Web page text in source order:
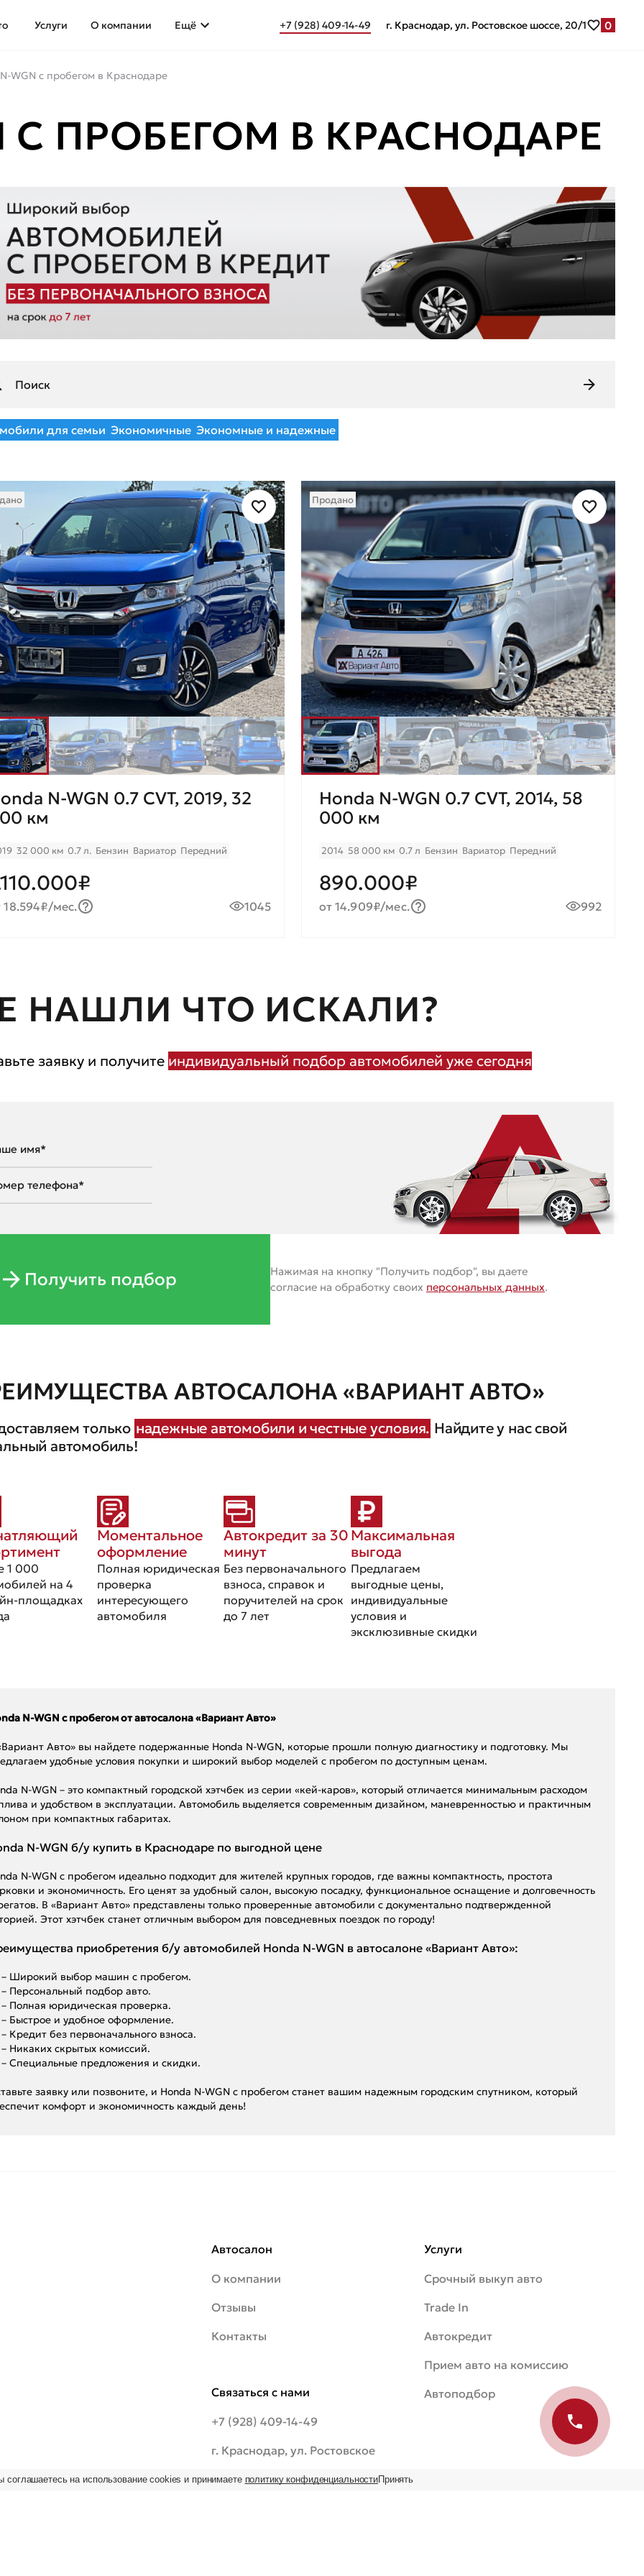
Услуги О компании Ещё +7 (928) 409-14-49 г. Краснодар, ул. Ростовское шоссе, 20/1 0
WGN с пробегом в Краснодаре
С ПРОБЕГОМ В КРАСНОДАРЕ
для семьи Экономичные Экономные и надежные
N-WGN 0.7 CVT, 2019, 32
км
32 000 км 0.7 л. Бензин Вариатор Передний
18.594₽/мес. 1045
Продано
Honda N-WGN 0.7 CVT, 2014, 58
000 км
2014 58 000 км 0.7 л Бензин Вариатор Передний
890.000₽
от 14.909₽/мес. 992
НАШЛИ ЧТО ИСКАЛИ?
заявку и получите индивидуальный подбор автомобилей уже сегодня
Получить подбор
Нажимая на кнопку "Получить подбор", вы даете
согласие на обработку своих персональных данных.
АВТОСАЛОНА «ВАРИАНТ АВТО»
только надежные автомобили и честные условия. Найдите у нас свой
автомобиль!
1 000
на 4
площадках
Моментальное
оформление
Полная юридическая
проверка
интересующего
автомобиля
Автокредит за 30
минут
Без первоначального
взноса, справок и
поручителей на срок
до 7 лет
Максимальная
выгода
Предлагаем
выгодные цены,
индивидуальные
условия и
эксклюзивные скидки
N-WGN с пробегом от автосалона «Вариант Авто»
Авто» вы найдете подержанные Honda N-WGN, которые прошли полную диагностику и подготовку. Мы
удобные условия покупки и широкий выбор моделей с пробегом по доступным ценам.
N-WGN – это компактный городской хэтчбек из серии «кей-каров», который отличается минимальным расходом
и удобством в эксплуатации. Автомобиль выделяется современным дизайном, маневренностью и практичным
при компактных габаритах.
N-WGN б/у купить в Краснодаре по выгодной цене
N-WGN с пробегом идеально подходит для жителей крупных городов, где важны компактность, простота
и экономичность. Его ценят за удобный салон, высокую посадку, функциональное оснащение и долговечность
В «Вариант Авто» представлены только проверенные автомобили с документально подтвержденной
Этот хэтчбек станет отличным выбором для повседневных поездок по городу!
приобретения б/у автомобилей Honda N-WGN в автосалоне «Вариант Авто»:
– Широкий выбор машин с пробегом.
– Персональный подбор авто.
– Полная юридическая проверка.
– Быстрое и удобное оформление.
– Кредит без первоначального взноса.
– Никаких скрытых комиссий.
– Специальные предложения и скидки.
заявку или позвоните, и Honda N-WGN с пробегом станет вашим надежным городским спутником, который
комфорт и экономичность каждый день!
Автосалон
О компании
Отзывы
Контакты
Связаться с нами
+7 (928) 409-14-49
г. Краснодар, ул. Ростовское
шоссе, 20/1
Услуги
Срочный выкуп авто
Trade In
Автокредит
Прием авто на комиссию
Автоподбор
соглашаетесь на использование cookies и принимаете политику конфиденциальностиПринять